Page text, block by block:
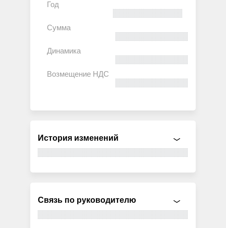
История изменений
Связь по руководителю